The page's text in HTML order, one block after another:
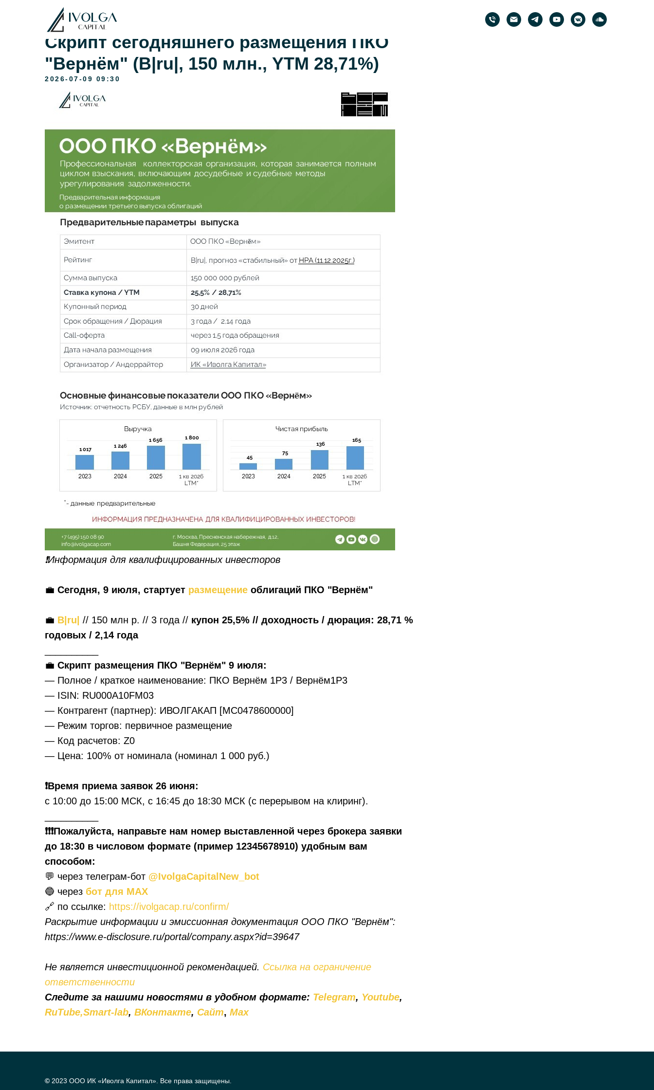
Скрипт сегодняшнего размещения ПКО
"Вернём" (B|ru|, 150 млн., YTM 28,71%)
2026-07-09 09:30
❗️Информация для квалифицированных инвесторов
💼 Сегодня, 9 июля, стартует размещение облигаций ПКО "Вернём"
💼 B|ru| // 150 млн р. // 3 года // купон 25,5% // доходность / дюрация: 28,71 %
годовых / 2,14 года
💼 Скрипт размещения ПКО "Вернём" 9 июля:
— Полное / краткое наименование: ПКО Вернём 1Р3 / Вернём1Р3
— ISIN: RU000A10FM03
— Контрагент (партнер): ИВОЛГАКАП [MC0478600000]
— Режим торгов: первичное размещение
— Код расчетов: Z0
— Цена: 100% от номинала (номинал 1 000 руб.)
❗️Время приема заявок 26 июня:
с 10:00 до 15:00 МСК, с 16:45 до 18:30 МСК (с перерывом на клиринг).
❗️❗️❗️Пожалуйста, направьте нам номер выставленной через брокера заявки
до 18:30 в числовом формате (пример 12345678910) удобным вам
способом:
💬 через телеграм-бот @IvolgaCapitalNew_bot
🔵 через бот для MAX
🔗 по ссылке: https://ivolgacap.ru/confirm/
Раскрытие информации и эмиссионная документация ООО ПКО "Вернём":
https://www.e-disclosure.ru/portal/company.aspx?id=39647
Не является инвестиционной рекомендацией. Ссылка на ограничение
ответственности
Следите за нашими новостями в удобном формате: Telegram, Youtube,
RuTube,Smart-lab, ВКонтакте, Сайт, Мах
© 2023 ООО ИК «Иволга Капитал». Все права защищены.